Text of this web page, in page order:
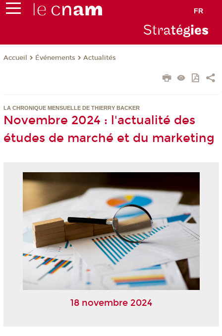
FR
Stratégies
Accueil Événements Actualités
LA CHRONIQUE MENSUELLE DE THIERRY BACKER
Novembre 2024 : l'actualité des
études de marché et du marketing
18 novembre 2024